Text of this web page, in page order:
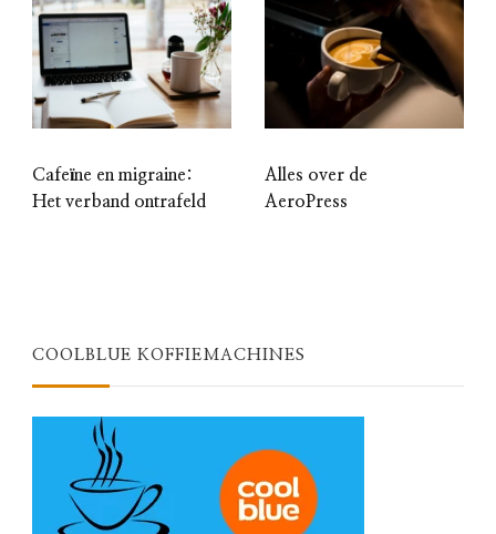
Cafeïne en migraine:
Het verband ontrafeld
Alles over de
AeroPress
COOLBLUE KOFFIEMACHINES